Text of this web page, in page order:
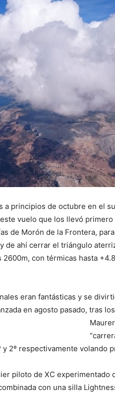
a principios de octubre en el
vuelo que los llevó
de Morón de la Frontera,
de ahí cerrar el triángulo
con térmicas hasta
eran fantásticas y se
en agosto pasado, tras
y 2º respectivamente volando
piloto de XC experimentado
con una silla